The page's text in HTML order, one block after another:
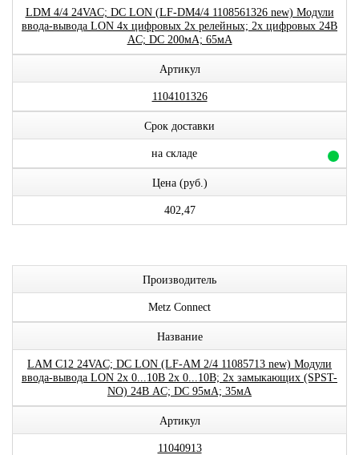
LDM 4/4 24VAC; DC LON (LF-DM4/4 1108561326 new) Модули
ввода-вывода LON 4x цифровых 2x релейных; 2x цифровых 24В
AC; DC 200мА; 65мА
Артикул
1104101326
Срок доставки
на складе
Цена (руб.)
402,47
Производитель
Metz Connect
Название
LAM C12 24VAC; DC LON (LF-AM 2/4 11085713 new) Модули
ввода-вывода LON 2x 0...10В 2x 0...10В; 2x замыкающих (SPST-
NO) 24В AC; DC 95мА; 35мА
Артикул
11040913